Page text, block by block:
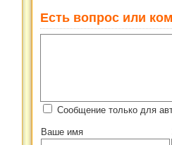
Есть вопрос или
Сообщение только для
Ваше имя